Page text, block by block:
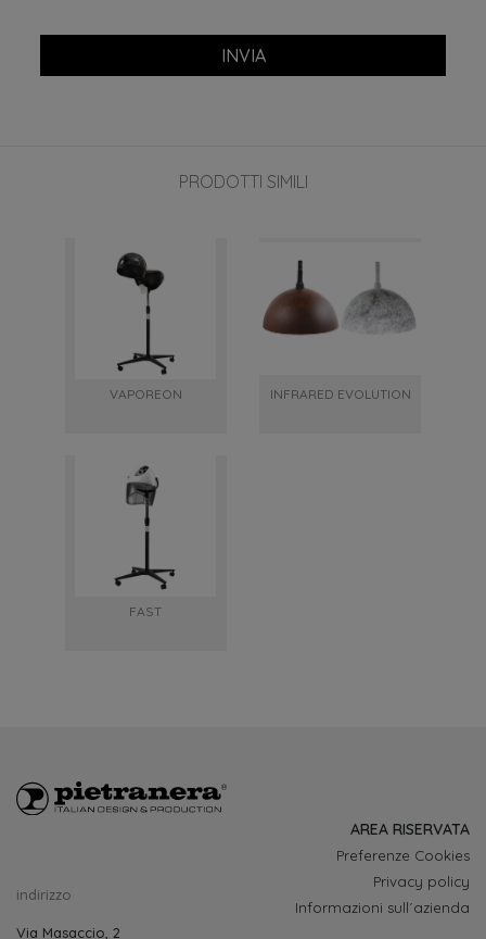
INVIA
PRODOTTI SIMILI
VAPOREON INFRARED EVOLUTION
FAST
AREA RISERVATA
indirizzo
Via Masaccio, 2
Preferenze Cookies
Privacy policy
Informazioni sull´azienda